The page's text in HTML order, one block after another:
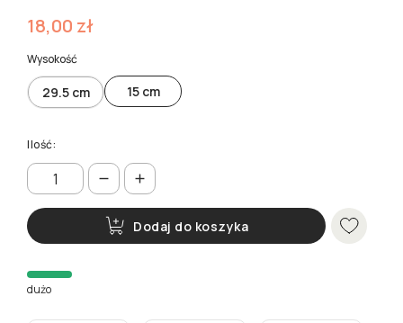
18,00 zł
Wysokość
29.5 cm 15 cm
Ilość:
Dodaj do koszyka
dużo